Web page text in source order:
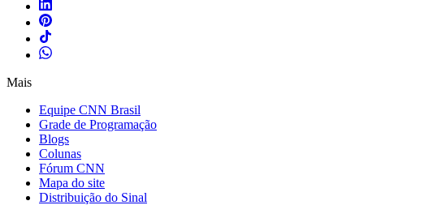
Mais
Equipe CNN Brasil
Grade de Programação
Blogs
Colunas
Fórum CNN
Mapa do site
Distribuição do Sinal